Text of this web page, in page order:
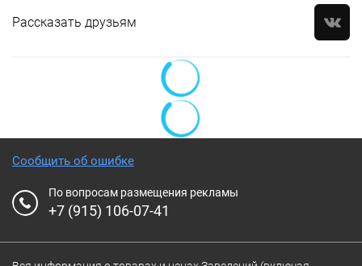
Рассказать друзьям
Сообщить об ошибке
По вопросам размещения рекламы
+7 (915) 106-07-41